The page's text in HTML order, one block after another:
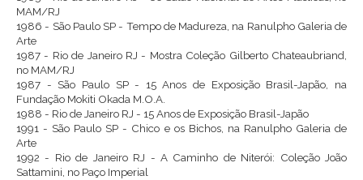
MAM/RJ
1986 - São Paulo SP - Tempo de Madureza, na Ranulpho Galeria de
Arte
1987 - Rio de Janeiro RJ - Mostra Coleção Gilberto Chateaubriand,
no MAM/RJ
1987 - São Paulo SP - 15 Anos de Exposição Brasil-Japão, na
Fundação Mokiti Okada M.O.A.
1988 - Rio de Janeiro RJ - 15 Anos de Exposição Brasil-Japão
1991 - São Paulo SP - Chico e os Bichos, na Ranulpho Galeria de
Arte
1992 - Rio de Janeiro RJ - A Caminho de Niterói: Coleção João
Sattamini, no Paço Imperial